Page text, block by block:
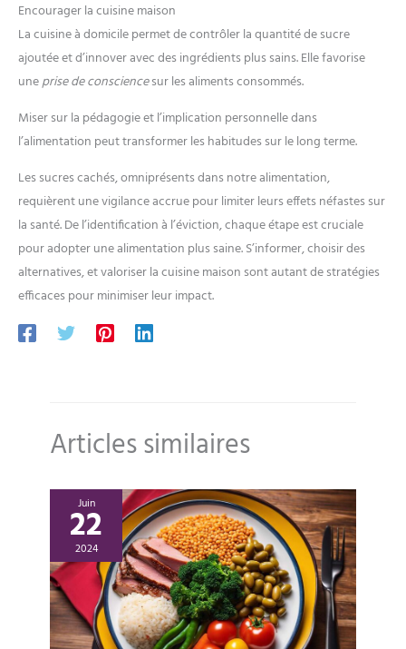
Encourager la cuisine maison
La cuisine à domicile permet de contrôler la quantité de sucre
ajoutée et d’innover avec des ingrédients plus sains. Elle favorise
uneprise de consciencesur les aliments consommés.
Miser sur la pédagogie et l’implication personnelle dans
l’alimentation peut transformer les habitudes sur le long terme.
Les sucres cachés, omniprésents dans notre alimentation,
requièrent une vigilance accrue pour limiter leurs effets néfastes sur
la santé. De l’identification à l’éviction, chaque étape est cruciale
pour adopter une alimentation plus saine. S’informer, choisir des
alternatives, et valoriser la cuisine maison sont autant de stratégies
efficaces pour minimiser leur impact.
Articles similaires
Juin
22
2024